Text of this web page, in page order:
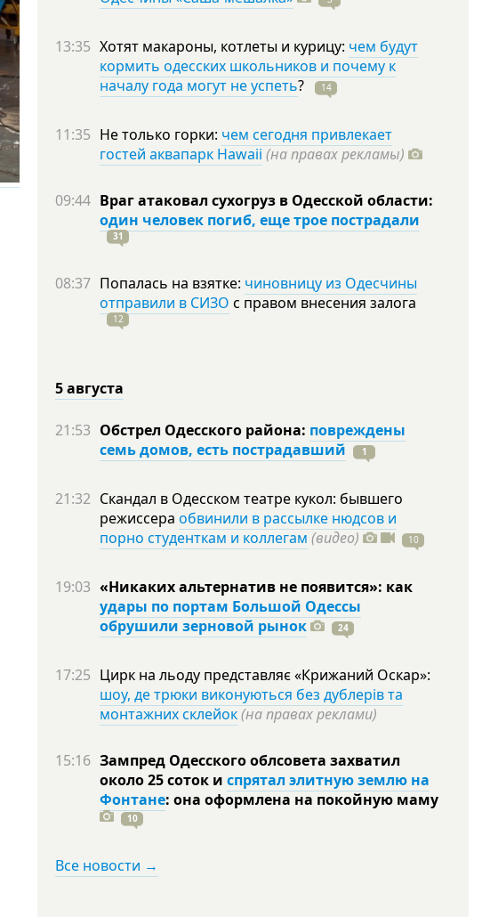
13:35 Хотят макароны, котлеты и курицу: чем будут
кормить одесских школьников и почему к
началу года могут не успеть? 14
11:35 Не только горки: чем сегодня привлекает
гостей аквапарк Hawaii (на правах рекламы)
09:44 Враг атаковал сухогруз в Одесской области:
один человек погиб, еще трое пострадали
31
08:37 Попалась на взятке: чиновницу из Одесчины
отправили в СИЗО с правом внесения залога
12
5 августа
21:53 Обстрел Одесского района: повреждены
семь домов, есть пострадавший
1
21:32 Скандал в Одесском театре кукол: бывшего
режиссера обвинили в рассылке нюдсов и
порно студенткам и коллегам (видео) 10
19:03 «Никаких альтернатив не появится»: как
удары по портам Большой Одессы
обрушили зерновой рынок
24
17:25 Цирк на льоду представляє «Крижаний Оскар»:
шоу, де трюки виконуються без дублерів та
монтажних склейок(на правах реклами)
15:16 Зампред Одесского облсовета захватил
около 25 соток и спрятал элитную землю на
Фонтане: она оформлена на покойную маму
10
Все новости →